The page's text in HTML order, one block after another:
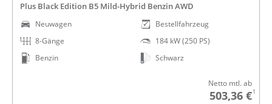
Plus Black Edition B5 Mild-Hybrid Benzin AWD
Neuwagen
8-Gänge
Benzin
Bestellfahrzeug
184 kW (250 PS)
Schwarz
Netto mtl. ab
503,36 €1